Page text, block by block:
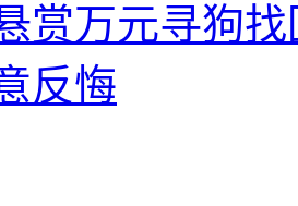
赏万元寻狗
反悔